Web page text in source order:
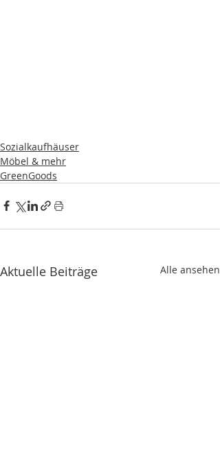
Sozialkaufhäuser
Möbel & mehr
GreenGoods
Aktuelle Beiträge Alle ansehen